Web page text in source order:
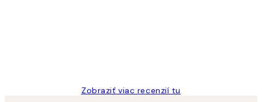
Zobraziť viac recenzií tu